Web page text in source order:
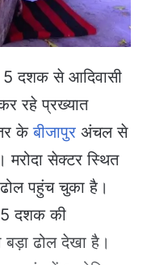
5 दशक से आदिवासी
रहे प्रख्यात
केबीजापुर अंचल से
सेक्टर स्थित
पहुंच चुका है।
5 दशक की
बड़ा ढोल देखा है।